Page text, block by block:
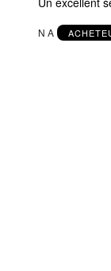
N A